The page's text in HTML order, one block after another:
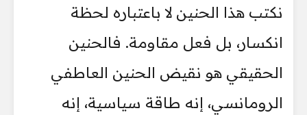
نكتب هذا الحنين لا باعتباره لحظة
انكسار، بل فعل مقاومة. فالحنين
الحقيقي هو نقيض الحنين العاطفي
الرومانسي، إنه طاقة سياسية، إنه